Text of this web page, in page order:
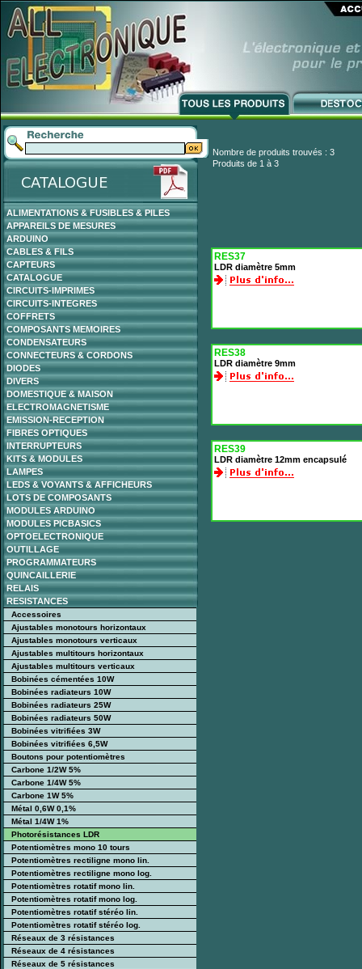
ALIMENTATIONS & FUSIBLES & PILES
APPAREILS DE MESURES
ARDUINO
CABLES & FILS
CAPTEURS
CATALOGUE
CIRCUITS-IMPRIMES
CIRCUITS-INTEGRES
COFFRETS
COMPOSANTS MEMOIRES
CONDENSATEURS
CONNECTEURS & CORDONS
DIODES
DIVERS
DOMESTIQUE & MAISON
ELECTROMAGNETISME
EMISSION-RECEPTION
FIBRES OPTIQUES
INTERRUPTEURS
KITS & MODULES
LAMPES
LEDS & VOYANTS & AFFICHEURS
LOTS DE COMPOSANTS
MODULES ARDUINO
MODULES PICBASICS
OPTOELECTRONIQUE
OUTILLAGE
PROGRAMMATEURS
QUINCAILLERIE
RELAIS
RESISTANCES
Accessoires
Ajustables monotours horizontaux
Ajustables monotours verticaux
Ajustables multitours horizontaux
Ajustables multitours verticaux
Bobinées cémentées 10W
Bobinées radiateurs 10W
Bobinées radiateurs 25W
Bobinées radiateurs 50W
Bobinées vitrifiées 3W
Bobinées vitrifiées 6,5W
Boutons pour potentiomètres
Carbone 1/2W 5%
Carbone 1/4W 5%
Carbone 1W 5%
Métal 0,6W 0,1%
Métal 1/4W 1%
Photorésistances LDR
Potentiomètres mono 10 tours
Potentiomètres rectiligne mono lin.
Potentiomètres rectiligne mono log.
Potentiomètres rotatif mono lin.
Potentiomètres rotatif mono log.
Potentiomètres rotatif stéréo lin.
Potentiomètres rotatif stéréo log.
Réseaux de 3 résistances
Réseaux de 4 résistances
Réseaux de 5 résistances
Nombre de produits trouvés : 3
Produits de 1 à 3
RES37
LDR diamètre 5mm
RES38
LDR diamètre 9mm
RES39
LDR diamètre 12mm encapsulé